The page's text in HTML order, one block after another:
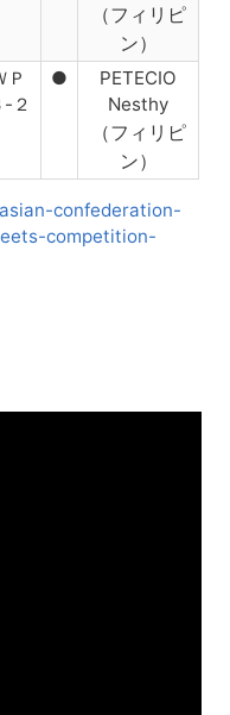
（フィリピ
ン）
Ｐ
-２
●
PETECIO
Nesthy
（フィリピ
ン）
confederation-
competition-